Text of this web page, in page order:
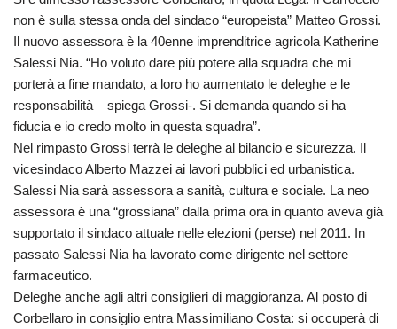
non è sulla stessa onda del sindaco “europeista” Matteo Grossi.
Il nuovo assessora è la 40enne imprenditrice agricola Katherine
Salessi Nia. “Ho voluto dare più potere alla squadra che mi
porterà a fine mandato, a loro ho aumentato le deleghe e le
responsabilità – spiega Grossi-. Si demanda quando si ha
fiducia e io credo molto in questa squadra”.
Nel rimpasto Grossi terrà le deleghe al bilancio e sicurezza. Il
vicesindaco Alberto Mazzei ai lavori pubblici ed urbanistica.
Salessi Nia sarà assessora a sanità, cultura e sociale. La neo
assessora è una “grossiana” dalla prima ora in quanto aveva già
supportato il sindaco attuale nelle elezioni (perse) nel 2011. In
passato Salessi Nia ha lavorato come dirigente nel settore
farmaceutico.
Deleghe anche agli altri consiglieri di maggioranza. Al posto di
Corbellaro in consiglio entra Massimiliano Costa: si occuperà di